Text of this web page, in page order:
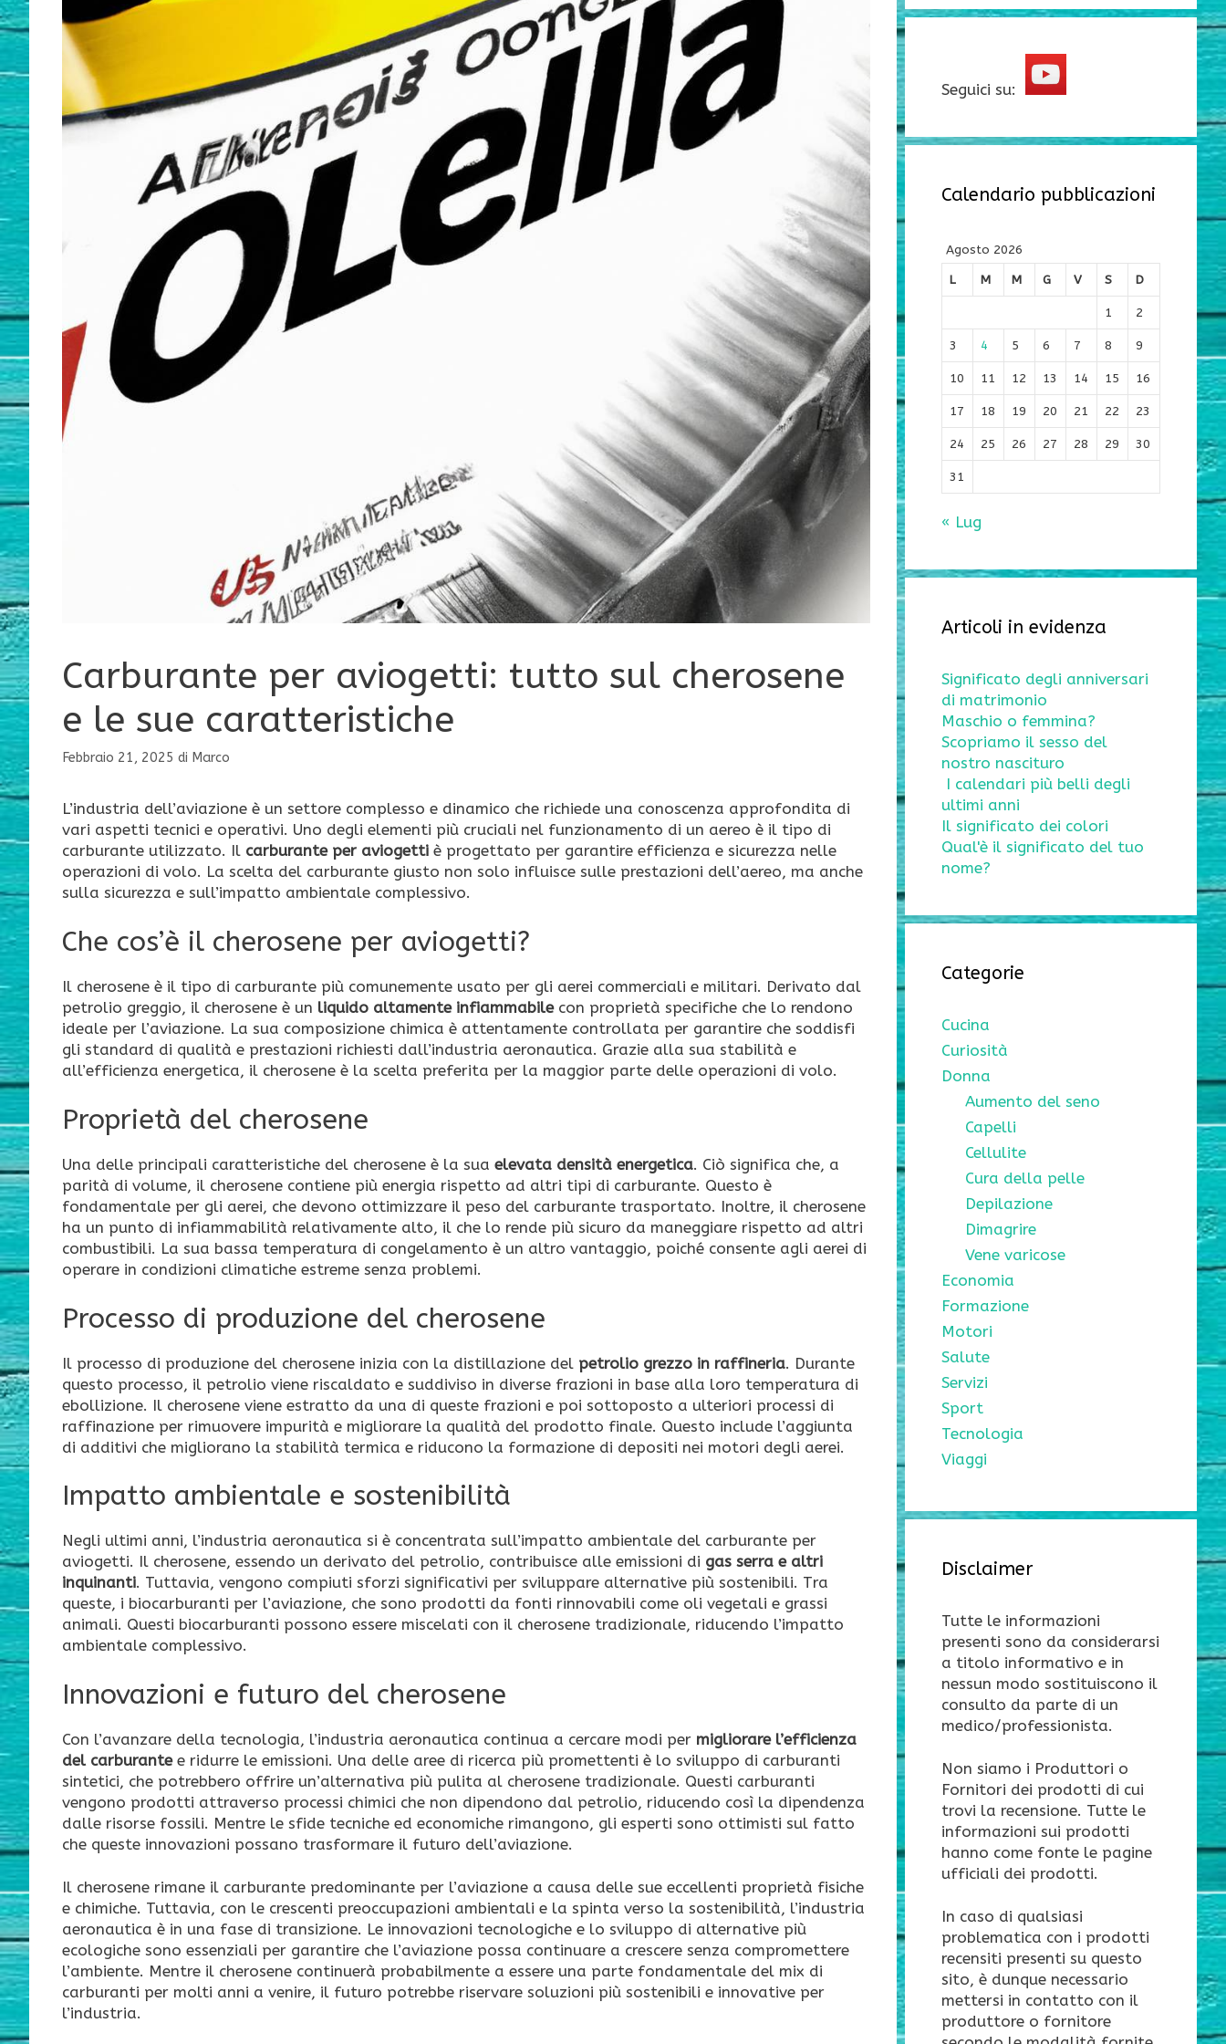
Carburante per aviogetti: tutto sul cherosene
e le sue caratteristiche
Febbraio 21, 2025 di Marco
L’industria dell’aviazione è un settore complesso e dinamico che richiede una conoscenza approfondita di
vari aspetti tecnici e operativi. Uno degli elementi più cruciali nel funzionamento di un aereo è il tipo di
carburante utilizzato. Il carburante per aviogetti è progettato per garantire efficienza e sicurezza nelle
operazioni di volo. La scelta del carburante giusto non solo influisce sulle prestazioni dell’aereo, ma anche
sulla sicurezza e sull’impatto ambientale complessivo.
Che cos’è il cherosene per aviogetti?
Il cherosene è il tipo di carburante più comunemente usato per gli aerei commerciali e militari. Derivato dal
petrolio greggio, il cherosene è un liquido altamente infiammabilecon proprietà specifiche che lo rendono
ideale per l’aviazione. La sua composizione chimica è attentamente controllata per garantire che soddisfi
gli standard di qualità e prestazioni richiesti dall’industria aeronautica. Grazie alla sua stabilità e
all’efficienza energetica, il cherosene è la scelta preferita per la maggior parte delle operazioni di volo.
Proprietà del cherosene
Una delle principali caratteristiche del cherosene è la sua elevata densità energetica. Ciò significa che, a
parità di volume, il cherosene contiene più energia rispetto ad altri tipi di carburante. Questo è
fondamentale per gli aerei, che devono ottimizzare il peso del carburante trasportato. Inoltre, il cherosene
ha un punto di infiammabilità relativamente alto, il che lo rende più sicuro da maneggiare rispetto ad altri
combustibili. La sua bassa temperatura di congelamento è un altro vantaggio, poiché consente agli aerei di
operare in condizioni climatiche estreme senza problemi.
Processo di produzione del cherosene
Il processo di produzione del cherosene inizia con la distillazione del petrolio grezzo in raffineria. Durante
questo processo, il petrolio viene riscaldato e suddiviso in diverse frazioni in base alla loro temperatura di
ebollizione. Il cherosene viene estratto da una di queste frazioni e poi sottoposto a ulteriori processi di
raffinazione per rimuovere impurità e migliorare la qualità del prodotto finale. Questo include l’aggiunta
di additivi che migliorano la stabilità termica e riducono la formazione di depositi nei motori degli aerei.
Impatto ambientale e sostenibilità
Negli ultimi anni, l’industria aeronautica si è concentrata sull’impatto ambientale del carburante per
aviogetti. Il cherosene, essendo un derivato del petrolio, contribuisce alle emissioni di gas serra e altri
inquinanti. Tuttavia, vengono compiuti sforzi significativi per sviluppare alternative più sostenibili. Tra
queste, i biocarburanti per l’aviazione, che sono prodotti da fonti rinnovabili come oli vegetali e grassi
animali. Questi biocarburanti possono essere miscelati con il cherosene tradizionale, riducendo l’impatto
ambientale complessivo.
Innovazioni e futuro del cherosene
Con l’avanzare della tecnologia, l’industria aeronautica continua a cercare modi per migliorare l’efficienza
del carburantee ridurre le emissioni. Una delle aree di ricerca più promettenti è lo sviluppo di carburanti
sintetici, che potrebbero offrire un’alternativa più pulita al cherosene tradizionale. Questi carburanti
vengono prodotti attraverso processi chimici che non dipendono dal petrolio, riducendo così la dipendenza
dalle risorse fossili. Mentre le sfide tecniche ed economiche rimangono, gli esperti sono ottimisti sul fatto
che queste innovazioni possano trasformare il futuro dell’aviazione.
Il cherosene rimane il carburante predominante per l’aviazione a causa delle sue eccellenti proprietà fisiche
e chimiche. Tuttavia, con le crescenti preoccupazioni ambientali e la spinta verso la sostenibilità, l’industria
aeronautica è in una fase di transizione. Le innovazioni tecnologiche e lo sviluppo di alternative più
ecologiche sono essenziali per garantire che l’aviazione possa continuare a crescere senza compromettere
l’ambiente. Mentre il cherosene continuerà probabilmente a essere una parte fondamentale del mix di
carburanti per molti anni a venire, il futuro potrebbe riservare soluzioni più sostenibili e innovative per
l’industria.
Seguici su:
Calendario pubblicazioni
Agosto 2026
L
M M G V S D
1 2
3 4 5 6 7 8 9
10 11 12 13 14 15 16
17 18 19 20 21 22 23
24 25 26 27 28 29 30
31
« Lug
Articoli in evidenza
Significato degli anniversari
di matrimonio
Maschio o femmina?
Scopriamo il sesso del
nostro nascituro
I calendari più belli degli
ultimi anni
Il significato dei colori
Qual'è il significato del tuo
nome?
Categorie
Cucina
Curiosità
Donna
Aumento del seno
Capelli
Cellulite
Cura della pelle
Depilazione
Dimagrire
Vene varicose
Economia
Formazione
Motori
Salute
Servizi
Sport
Tecnologia
Viaggi
Disclaimer
Tutte le informazioni
presenti sono da considerarsi
a titolo informativo e in
nessun modo sostituiscono il
consulto da parte di un
medico/professionista.
Non siamo i Produttori o
Fornitori dei prodotti di cui
trovi la recensione. Tutte le
informazioni sui prodotti
hanno come fonte le pagine
ufficiali dei prodotti.
In caso di qualsiasi
problematica con i prodotti
recensiti presenti su questo
sito, è dunque necessario
mettersi in contatto con il
produttore o fornitore